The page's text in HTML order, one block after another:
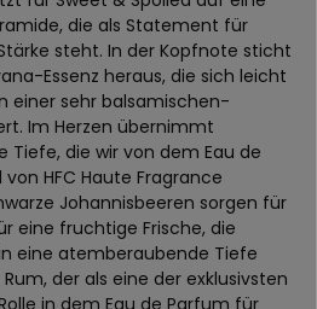
die als Statement für
steht. In der Kopfnote sticht
Essenz heraus, die sich leicht
einer sehr balsamischen-
Im Herzen übernimmt
Tiefe, die wir von dem Eau de
HFC Haute Fragrance
Johannisbeeren sorgen für
eine fruchtige Frische, die
eine atemberaubende Tiefe
der als eine der exklusivsten